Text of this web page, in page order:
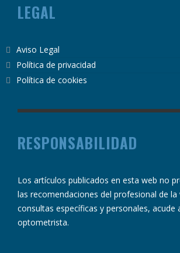
LEGAL
Aviso Legal
Política de privacidad
Política de cookies
RESPONSABILIDAD
Los artículos publicados en esta web no
las recomendaciones del profesional de la
consultas específicas y personales, acude
optometrista.